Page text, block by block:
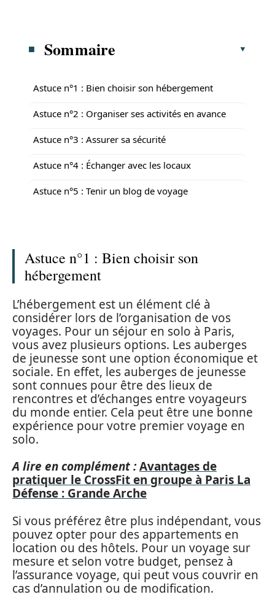
Sommaire
Astuce n°1 : Bien choisir son hébergement
Astuce n°2 : Organiser ses activités en avance
Astuce n°3 : Assurer sa sécurité
Astuce n°4 : Échanger avec les locaux
Astuce n°5 : Tenir un blog de voyage
Astuce n°1 : Bien choisir son
hébergement
L’hébergement est un élément clé à
considérer lors de l’organisation de vos
voyages. Pour un séjour en solo à Paris,
vous avez plusieurs options. Les auberges
de jeunesse sont une option économique et
sociale. En effet, les auberges de jeunesse
sont connues pour être des lieux de
rencontres et d’échanges entre voyageurs
du monde entier. Cela peut être une bonne
expérience pour votre premier voyage en
solo.
A lire en complément :Avantages de
pratiquer le CrossFit en groupe à Paris La
Défense : Grande Arche
Si vous préférez être plus indépendant, vous
pouvez opter pour des appartements en
location ou des hôtels. Pour un voyage sur
mesure et selon votre budget, pensez à
l’assurance voyage, qui peut vous couvrir en
cas d’annulation ou de modification.